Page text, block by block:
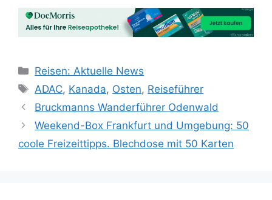
Kategorien
Reisen: Aktuelle News
Schlagwörter
ADAC, Kanada, Osten, Reiseführer
Bruckmanns Wanderführer Odenwald
Weekend-Box Frankfurt und Umgebung: 50
coole Freizeittipps. Blechdose mit 50 Karten